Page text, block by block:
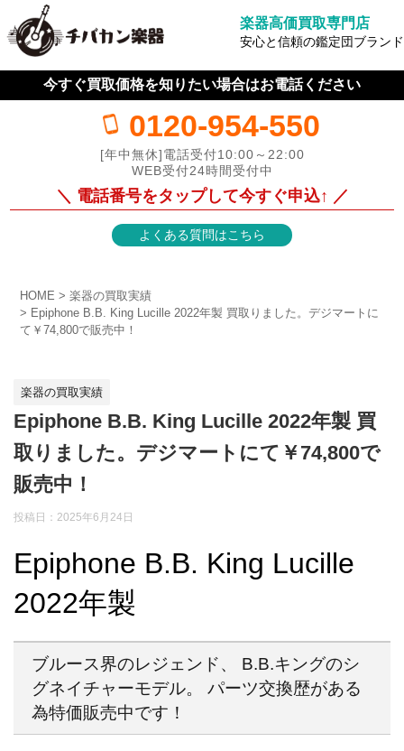
楽器高価買取専門店
安心と信頼の鑑定団ブランド
今すぐ買取価格を知りたい場合はお電話ください
0120-954-550
[年中無休]電話受付10:00～22:00
WEB受付24時間受付中
＼ 電話番号をタップして今すぐ申込↑ ／
よくある質問はこちら
HOME
楽器の買取実績
Epiphone B.B. King Lucille 2022年製 買取りました。デジマートに
て￥74,800で販売中！
楽器の買取実績
Epiphone B.B. King Lucille 2022年製 買
取りました。デジマートにて￥74,800で
販売中！
投稿日：2025年6月24日
Epiphone B.B. King Lucille
2022年製
ブルース界のレジェンド、 B.B.キングのシ
グネイチャーモデル。 パーツ交換歴がある
為特価販売中です！